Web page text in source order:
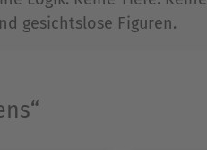
gesichtslose Figuren.